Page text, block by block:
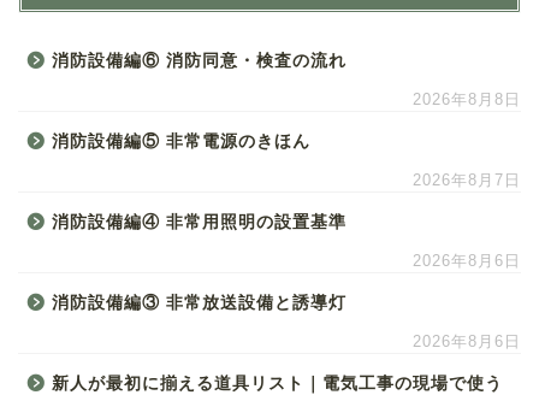
消防設備編⑥ 消防同意・検査の流れ
2026年8月8日
消防設備編⑤ 非常電源のきほん
2026年8月7日
消防設備編④ 非常用照明の設置基準
2026年8月6日
消防設備編③ 非常放送設備と誘導灯
2026年8月6日
新人が最初に揃える道具リスト｜電気工事の現場で使う